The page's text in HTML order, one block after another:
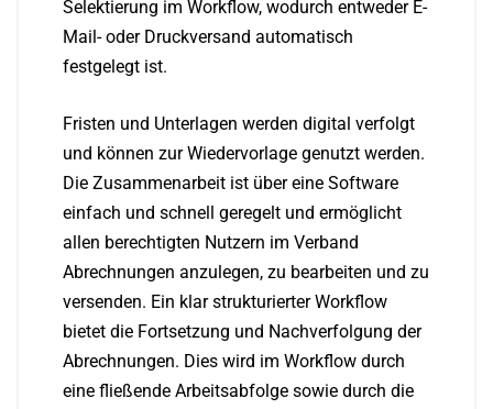
Selektierung im Workflow, wodurch entweder E-
Mail- oder Druckversand automatisch
festgelegt ist.
Fristen und Unterlagen werden digital verfolgt
und können zur Wiedervorlage genutzt werden.
Die Zusammenarbeit ist über eine Software
einfach und schnell geregelt und ermöglicht
allen berechtigten Nutzern im Verband
Abrechnungen anzulegen, zu bearbeiten und zu
versenden. Ein klar strukturierter Workflow
bietet die Fortsetzung und Nachverfolgung der
Abrechnungen. Dies wird im Workflow durch
eine fließende Arbeitsabfolge sowie durch die